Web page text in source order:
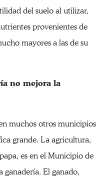
del suelo al utilizar,
provenientes de
mayores a las de su
no mejora la
muchos otros municipios
grande. La agricultura,
es en el Municipio de
ganadería. El ganado,